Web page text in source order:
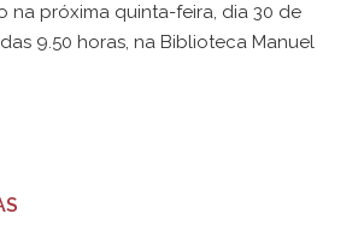
na próxima quinta-feira, dia 30 de
9.50 horas, na Biblioteca Manuel